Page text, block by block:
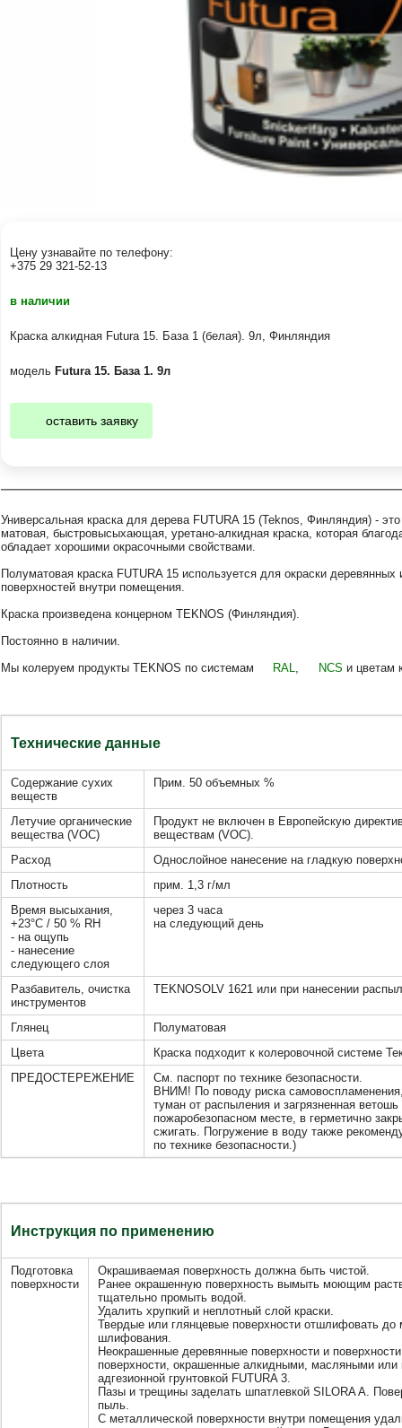
Цену узнавайте по телефону:
+375 29 321-52-13
в наличии
Краска алкидная Futura 15. База 1 (белая). 9л, Финляндия
модель Futura 15. База 1. 9л
оставить заявку
Универсальная краска для дерева FUTURA 15 (Teknos, Финляндия) -
матовая, быстровысыхающая, уретано-алкидная краска, которая
обладает хорошими окрасочными свойствами.
Полуматовая краска FUTURA 15 используется для окраски деревянных
поверхностей внутри помещения.
Краска произведена концерном TEKNOS (Финляндия).
Постоянно в наличии.
Мы колеруем продукты TEKNOS по системам
RAL NCS и цветам
Технические данные
Содержание сухих
веществ
Прим. 50 объемных %
Летучие органические
вещества (VOC)
Продукт не включен в Европейскую
веществам (VOC).
Расход
Однослойное нанесение на гладкую
Плотность
прим. 1,3 г/мл
Время высыхания,
+23°C / 50 % RH
- на ощупь
- нанесение
следующего слоя
через 3 часа
на следующий день
Разбавитель, очистка
инструментов
TEKNOSOLV 1621 или при нанесении
Глянец
Полуматовая
Цвета
Краска подходит к колеровочной системе
ПРЕДОСТЕРЕЖЕНИЕ
См. паспорт по технике безопасности.
ВНИМ! По поводу риска
туман от распыления и загрязненная
пожаробезопасном месте, в герметично
сжигать. Погружение в воду также
по технике безопасности.)
Инструкция по применению
Подготовка
поверхности
Окрашиваемая поверхность должна быть чистой.
Ранее окрашенную поверхность вымыть моющим
тщательно промыть водой.
Удалить хрупкий и неплотный слой краски.
Твердые или глянцевые поверхности отшлифовать до
шлифования.
Неокрашенные деревянные поверхности и
поверхности, окрашенные алкидными, масляными или
адгезионной грунтовкой FUTURA 3.
Пазы и трещины заделать шпатлевкой SILORA A.
пыль.
С металлической поверхности внутри помещения